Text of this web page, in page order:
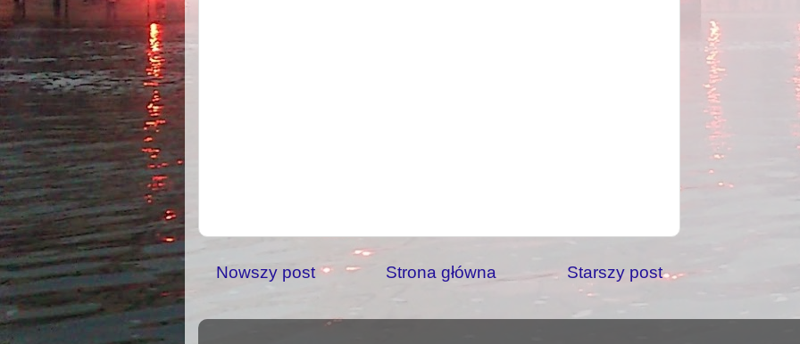
Nowszy post Starszy post
Strona główna